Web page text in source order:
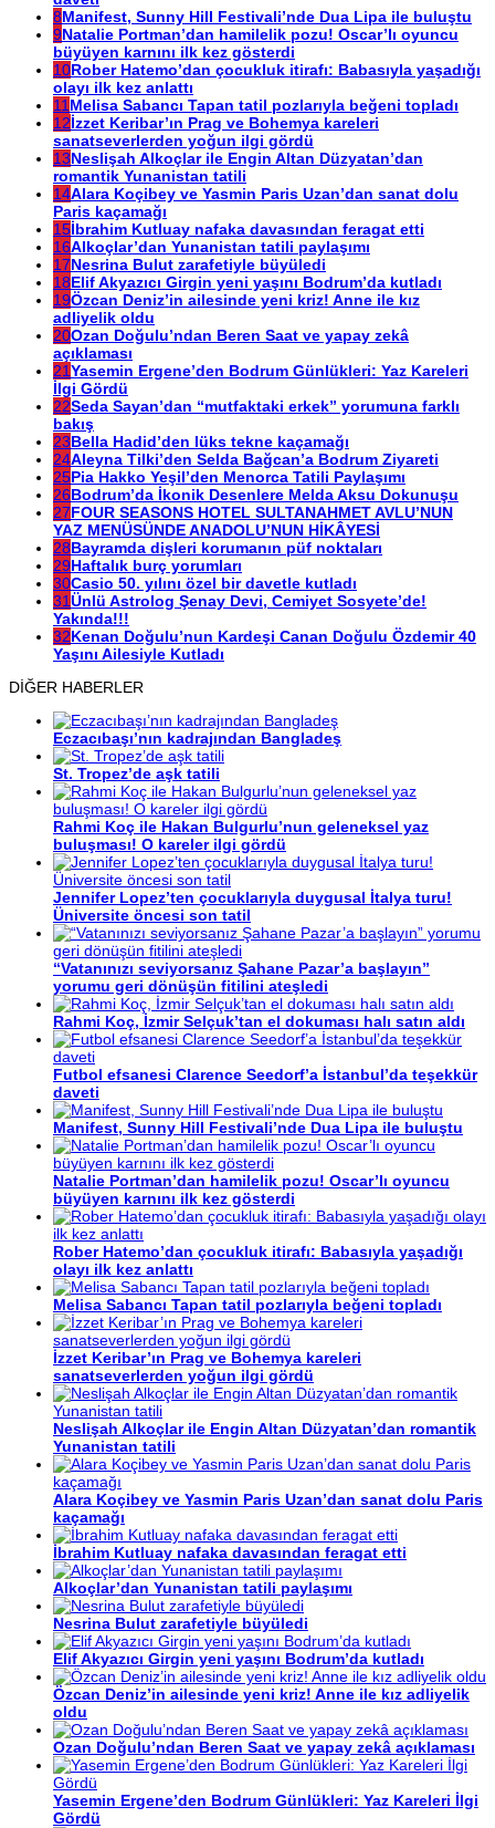
8Manifest, Sunny Hill Festivali’nde Dua Lipa ile buluştu
9Natalie Portman’dan hamilelik pozu! Oscar’lı oyuncu
büyüyen karnını ilk kez gösterdi
10Rober Hatemo’dan çocukluk itirafı: Babasıyla yaşadığı
olayı ilk kez anlattı
11 Melisa Sabancı Tapan tatil pozlarıyla beğeni topladı
12İzzet Keribar’ın Prag ve Bohemya kareleri
sanatseverlerden yoğun ilgi gördü
13Neslişah Alkoçlar ile Engin Altan Düzyatan’dan
romantik Yunanistan tatili
14Alara Koçibey ve Yasmin Paris Uzan’dan sanat dolu
Paris kaçamağı
15İbrahim Kutluay nafaka davasından feragat etti
16Alkoçlar’dan Yunanistan tatili paylaşımı
17Nesrina Bulut zarafetiyle büyüledi
18Elif Akyazıcı Girgin yeni yaşını Bodrum’da kutladı
19Özcan Deniz’in ailesinde yeni kriz! Anne ile kız
adliyelik oldu
20Ozan Doğulu’ndan Beren Saat ve yapay zekâ
açıklaması
21Yasemin Ergene’den Bodrum Günlükleri: Yaz Kareleri
İlgi Gördü
22Seda Sayan’dan “mutfaktaki erkek” yorumuna farklı
bakış
23Bella Hadid’den lüks tekne kaçamağı
24Aleyna Tilki’den Selda Bağcan’a Bodrum Ziyareti
25Pia Hakko Yeşil’den Menorca Tatili Paylaşımı
26Bodrum’da İkonik Desenlere Melda Aksu Dokunuşu
27FOUR SEASONS HOTEL SULTANAHMET AVLU’NUN
YAZ MENÜSÜNDE ANADOLU’NUN HİKÂYESİ
28Bayramda dişleri korumanın püf noktaları
29Haftalık burç yorumları
30Casio 50. yılını özel bir davetle kutladı
31Ünlü Astrolog Şenay Devi, Cemiyet Sosyete’de!
Yakında!!!
32Kenan Doğulu’nun Kardeşi Canan Doğulu Özdemir 40
Yaşını Ailesiyle Kutladı
DİĞER HABERLER
Eczacıbaşı’nın kadrajından Bangladeş
St. Tropez’de aşk tatili
Rahmi Koç ile Hakan Bulgurlu’nun geleneksel yaz
buluşması! O kareler ilgi gördü
Jennifer Lopez’ten çocuklarıyla duygusal İtalya turu!
Üniversite öncesi son tatil
“Vatanınızı seviyorsanız Şahane Pazar’a başlayın”
yorumu geri dönüşün fitilini ateşledi
Rahmi Koç, İzmir Selçuk’tan el dokuması halı satın aldı
Futbol efsanesi Clarence Seedorf’a İstanbul’da teşekkür
daveti
Manifest, Sunny Hill Festivali’nde Dua Lipa ile buluştu
Natalie Portman’dan hamilelik pozu! Oscar’lı oyuncu
büyüyen karnını ilk kez gösterdi
Rober Hatemo’dan çocukluk itirafı: Babasıyla yaşadığı
olayı ilk kez anlattı
Melisa Sabancı Tapan tatil pozlarıyla beğeni topladı
İzzet Keribar’ın Prag ve Bohemya kareleri
sanatseverlerden yoğun ilgi gördü
Neslişah Alkoçlar ile Engin Altan Düzyatan’dan romantik
Yunanistan tatili
Alara Koçibey ve Yasmin Paris Uzan’dan sanat dolu Paris
kaçamağı
İbrahim Kutluay nafaka davasından feragat etti
Alkoçlar’dan Yunanistan tatili paylaşımı
Nesrina Bulut zarafetiyle büyüledi
Elif Akyazıcı Girgin yeni yaşını Bodrum’da kutladı
Özcan Deniz’in ailesinde yeni kriz! Anne ile kız adliyelik
oldu
Ozan Doğulu’ndan Beren Saat ve yapay zekâ açıklaması
Yasemin Ergene’den Bodrum Günlükleri: Yaz Kareleri İlgi
Gördü